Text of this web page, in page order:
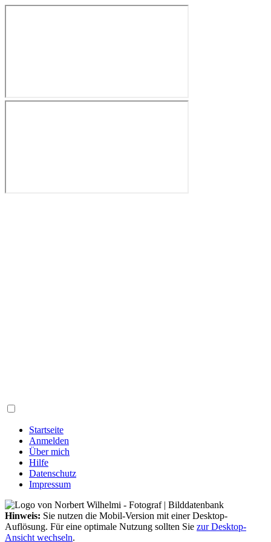
Startseite
Anmelden
Über mich
Hilfe
Datenschutz
Impressum
Hinweis: Sie nutzen die Mobil-Version mit einer Desktop-
Auflösung. Für eine optimale Nutzung sollten Sie zur Desktop-
Ansicht wechseln.